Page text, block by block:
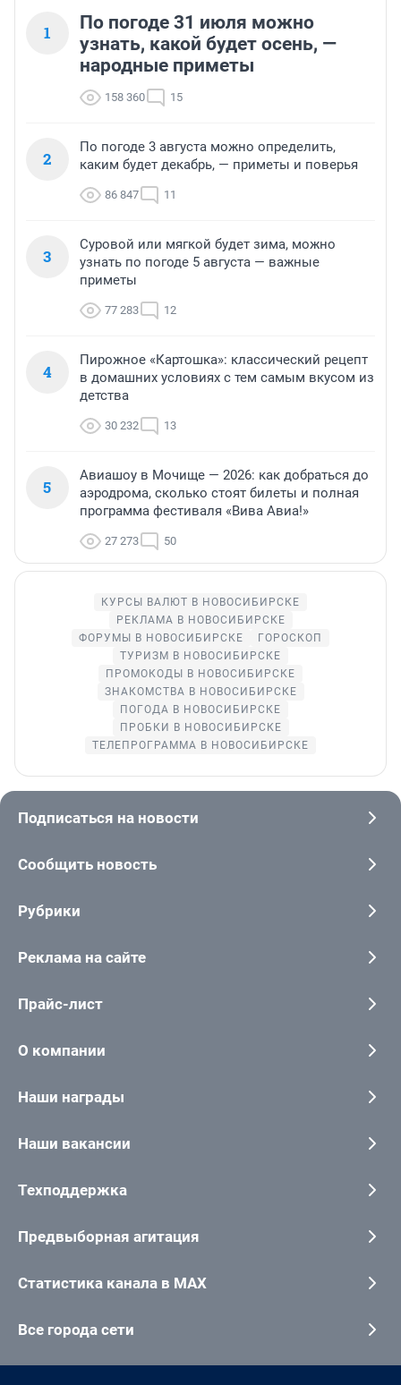
1
По погоде 31 июля можно
узнать, какой будет осень, —
народные приметы
158 360 15
2
По погоде 3 августа можно определить,
каким будет декабрь, — приметы и поверья
86 847 11
3
Суровой или мягкой будет зима, можно
узнать по погоде 5 августа — важные
приметы
77 283 12
4
Пирожное «Картошка»: классический рецепт
в домашних условиях с тем самым вкусом из
детства
30 232 13
5
Авиашоу в Мочище — 2026: как добраться до
аэродрома, сколько стоят билеты и полная
программа фестиваля «Вива Авиа!»
27 273 50
КУРСЫ ВАЛЮТ В НОВОСИБИРСКЕ
РЕКЛАМА В НОВОСИБИРСКЕ
ФОРУМЫ В НОВОСИБИРСКЕ
ГОРОСКОП
ТУРИЗМ В НОВОСИБИРСКЕ
ПРОМОКОДЫ В НОВОСИБИРСКЕ
ЗНАКОМСТВА В НОВОСИБИРСКЕ
ПОГОДА В НОВОСИБИРСКЕ
ПРОБКИ В НОВОСИБИРСКЕ
ТЕЛЕПРОГРАММА В НОВОСИБИРСКЕ
Подписаться на новости
Сообщить новость
Рубрики
Реклама на сайте
Прайс-лист
О компании
Наши награды
Наши вакансии
Техподдержка
Предвыборная агитация
Статистика канала в MAX
Все города сети